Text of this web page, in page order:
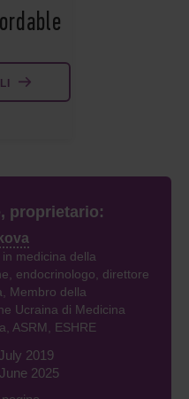
proprietario:
medicina della
endocrinologo, direttore
Membro della
Ucraina di Medicina
ASRM, ESHRE
2019
2025